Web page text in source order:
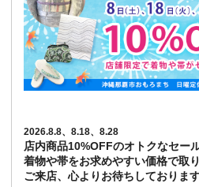
2026.8.8、8.18、8.28
店内商品10%OFFのオトクなセー
着物や帯をお求めやすい価格で取
ご来店、心よりお待ちしております